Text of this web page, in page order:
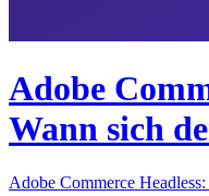
Adobe
Wann sich
Adobe Commerce